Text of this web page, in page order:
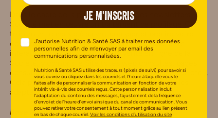
Dans le cadre de la personnalisation des newsletters, la
Société met en œuvre un traitement de profilage. Ce
traitement consiste à suivre, analyser et prédire votre
comportement à partir de vos habitudes d’achat et
interactions sur les sites web de vente en ligne de la
Société, y compris le Site (sites web consultés, pages
consultées, produits achetés, produits sauvegardés, etc.).
Cela permet de personnaliser les newsletters en les
adaptant à vos préférences.
Base légale
JE M’INSCRIS
J’autorise Nutrition & Santé SAS à traiter mes données
personnelles afin de m’envoyer par email des
communications personnalisées.
Nutrition & Santé SAS utilise des traceurs (pixels de suivi) pour savoir si
vous ouvrez ou cliquez dans les courriels et l’heure à laquelle vous le
faites afin de personnaliser la communication en fonction de votre
intérêt vis-à-vis des courriels reçus. Cette personnalisation inclut
l’adaptation du contenu des messages, l’ajustement de la fréquence
d’envoi et de l’heure d’envoi ainsi que du canal de communication. Vous
pouvez retirer votre consentement à tout moment grâce au lien présent
en bas de chaque courriel.Voir les conditions d’utilisation du site